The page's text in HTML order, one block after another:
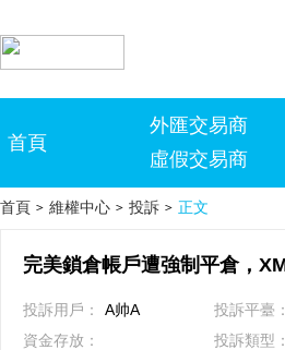
首頁
外匯交易商
虛假交易商
首頁 > 維權中心 > 投訴 > 正文
投訴用戶： A帅A 投訴平臺：
資金存放：
投訴類型：